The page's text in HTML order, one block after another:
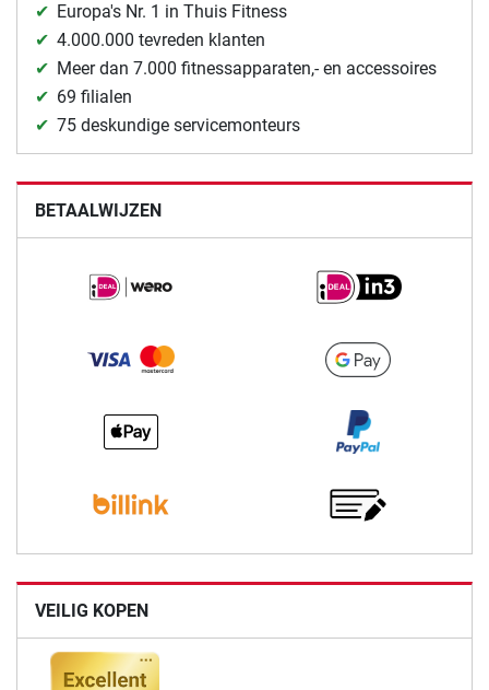
Europa's Nr. 1 in Thuis Fitness
4.000.000 tevreden klanten
Meer dan 7.000 fitnessapparaten,- en accessoires
69 filialen
75 deskundige servicemonteurs
BETAALWIJZEN
VEILIG KOPEN